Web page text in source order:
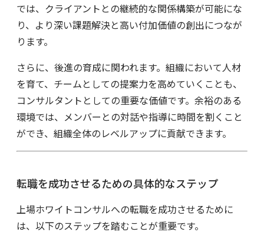
では、クライアントとの継続的な関係構築が可能にな
り、より深い課題解決と高い付加価値の創出につなが
ります。
さらに、後進の育成に関われます。組織において人材
を育て、チームとしての提案力を高めていくことも、
コンサルタントとしての重要な価値です。余裕のある
環境では、メンバーとの対話や指導に時間を割くこと
ができ、組織全体のレベルアップに貢献できます。
転職を成功させるための具体的なステップ
上場ホワイトコンサルへの転職を成功させるために
は、以下のステップを踏むことが重要です。